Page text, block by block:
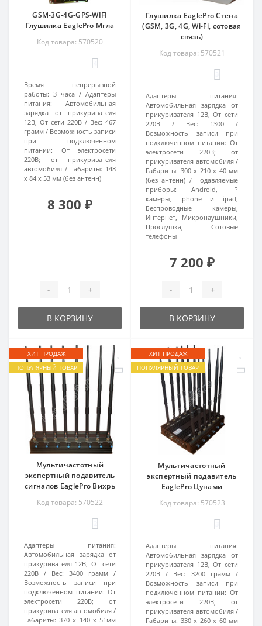
GSM-3G-4G-GPS-WIFI
Глушилка EaglePro Мгла
Код товара: 570520
Время непрерывной
работы: 3 часа
Адаптеры
питания:
Автомобильная
зарядка от прикуривателя
12В, От сети 220В
Вес: 467
грамм
Возможность записи
при подключенном
питании:
От электросети
220В; от прикуривателя
автомобиля
Габариты: 148
x 84 x 53 мм (без антенн)
8 300 ₽
- +
В КОРЗИНУ
Глушилка EaglePro Стена
(GSM, 3G, 4G, Wi-Fi, сотовая
связь)
Код товара: 570521
Адаптеры питания:
Автомобильная зарядка от
прикуривателя 12В, От сети
220В
Вес:
1300
Возможность записи при
подключенном питании: От
электросети 220В; от
прикуривателя автомобиля
Габариты: 300 x 210 x 40 мм
(без антенн)
Подавляемые
приборы:
Android, IP
камеры, Iphone и ipad,
Беспроводные камеры,
Интернет, Микронаушники,
Прослушка, Сотовые
телефоны
7 200 ₽
- +
В КОРЗИНУ
ХИТ ПРОДАЖ
ПОПУЛЯРНЫЙ ТОВАР
Мультичастотный
экспертный подавитель
сигналов EaglePro Вихрь
Код товара: 570522
Адаптеры питания:
Автомобильная зарядка от
прикуривателя 12В, От сети
220В
Вес:
3400 грамм
Возможность записи при
подключенном питании: От
электросети 220В; от
прикуривателя автомобиля
Габариты: 370 x 140 x 51мм
ХИТ ПРОДАЖ
ПОПУЛЯРНЫЙ ТОВАР
Мультичастотный
экспертный подавитель
EaglePro Цунами
Код товара: 570523
Адаптеры питания:
Автомобильная зарядка от
прикуривателя 12В, От сети
220В
Вес:
3200 грамм
Возможность записи при
подключенном питании: От
электросети 220В; от
прикуривателя автомобиля
Габариты: 330 х 260 х 60 мм